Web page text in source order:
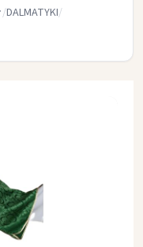
/DALMATYKI/